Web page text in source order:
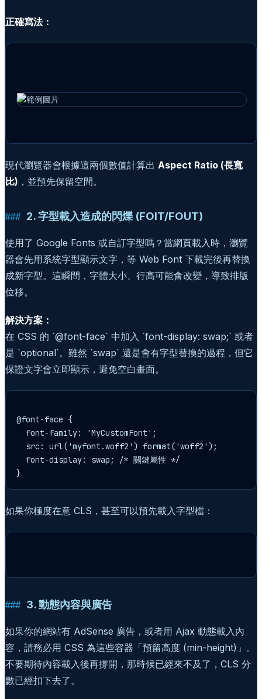
正確寫法：
現代瀏覽器會根據這兩個數值計算出 Aspect Ratio (長寬
比) ，並預先保留空間。
2. 字型載入造成的閃爍 (FOIT/FOUT)
使用了 Google Fonts 或自訂字型嗎？當網頁載入時，瀏覽
器會先用系統字型顯示文字，等 Web Font 下載完後再替換
成新字型。這瞬間，字體大小、行高可能會改變，導致排版
位移。
解決方案：
在 CSS 的 `@font-face` 中加入 `font-display: swap;` 或者
是 `optional`。雖然 `swap` 還是會有字型替換的過程，但它
保證文字會立即顯示，避免空白畫面。
@font-face {
  font-family: 'MyCustomFont';
  src: url('myfont.woff2') format('woff2');
  font-display: swap; /* 關鍵屬性 */
如果你極度在意 CLS，甚至可以預先載入字型檔：
3. 動態內容與廣告
如果你的網站有 AdSense 廣告，或者用 Ajax 動態載入內
容，請務必用 CSS 為這些容器「預留高度 (min-height)」。
不要期待內容載入後再撐開，那時候已經來不及了，CLS 分
數已經扣下去了。